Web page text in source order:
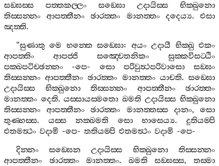
සඞ‍්ඝස‍්ස
පත‍්තකල‍්ලං සඞ‍්ඝො උදායිස‍්ස
භික‍්ඛුනො
තිස‍්සන‍්නං
ආපත‍්තීනං ඡාරත‍්තං මානත‍්තං දදෙය්‍ය.එසා
ඤත‍්ති.
“සුණාතු මෙ භන‍්තෙ සඞ‍්ඝො: අයං උදායී භික‍්ඛු එකං
ආපත‍්තිං
ආපජ‍්ජි සඤ‍්චෙතනිකං
සුක‍්කවිසට‍්ඨිං
පක‍්ඛපටිච‍්ඡන‍්නං -පෙ- සො පරිවුත්‍ථපරිවාසො
සඞ‍්ඝං
තිස‍්සන‍්නං ආපත‍්තීනං ඡාරත‍්තං මානත‍්තං යාචති.සඞ‍්ඝො
උදායිස‍්ස
භික‍්ඛුනො තිස‍්සන‍්නං ආපත‍්තීනං
ඡාරත‍්තං
මානත‍්තං දෙති.යස‍්සායස‍්මතො ඛමති උදායිස‍්ස භික‍්ඛුනො
තිස‍්සන‍්නං
ආපත‍්තීනං ඡාරත‍්තං මානත‍්තස‍්ස දානං,සො
තුණ‍්හස‍්ස. යස‍්ස නක‍්ඛමති සො භාසෙය්‍ය.දුතියම‍්පි
එතමත්‍ථං වදාමි -පෙ- තතියම‍්පි එතමත්‍ථං වදාමි -පෙ-
දින‍්නං
සඞ‍්ඝෙන උදායිස‍්ස භික‍්ඛුනො
තිස‍්සන‍්නං
ආපත‍්තීනං
ඡාරත‍්තං මානත‍්තං. ඛමති සඞ‍්ඝස‍්ස,තස‍්මා